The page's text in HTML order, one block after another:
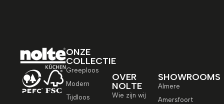
ONZE
COLLECTIE
Greeploos
Modern
Tijdloos
OVER
NOLTE
Wie zijn wij
SHOWROOMS
Almere
Amersfoort